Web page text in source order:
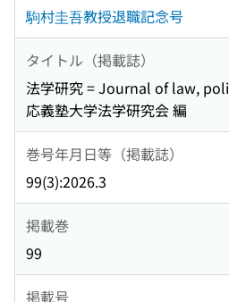
駒村圭吾教授退職記念号
タイトル（掲載誌）
法学研究 = Journal of law,
応義塾大学法学研究会 編
巻号年月日等（掲載誌）
99(3):2026.3
掲載巻
99
掲載号